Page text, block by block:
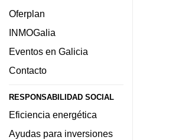
Oferplan
INMOGalia
Eventos en Galicia
Contacto
RESPONSABILIDAD SOCIAL
Eficiencia energética
Ayudas para inversiones